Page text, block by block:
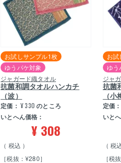
お試しサンプル1枚
ゆうパケ対象
ジャガード織タオル
抗菌和調タオルハンカチ
（波）
定価： ¥ 330 のところ
いとへん価格：
¥ 308
税込
［税抜：¥280］
お
ゆう
ジャ
抗菌
（
定価：
いと
税
［税